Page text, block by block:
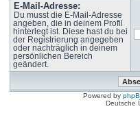
E-Mail-Adresse:
Du musst die E-Mail-Adresse
angeben, die in deinem Profil
hinterlegt ist. Diese hast du bei
der Registrierung angegeben
oder nachträglich in deinem
persönlichen Bereich
geändert.
Powered by
Deutsche